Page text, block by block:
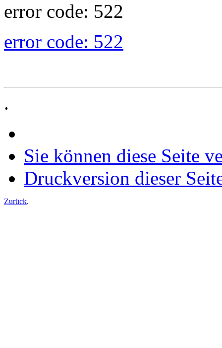
error code: 522
error code: 522
.
Sie können diese Seite
Druckversion dieser
Zurück.